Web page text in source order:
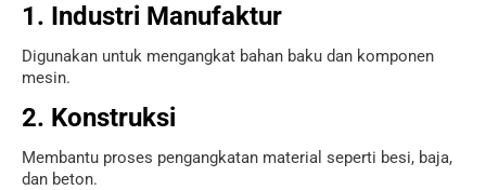
1. Industri Manufaktur
Digunakan untuk mengangkat bahan baku dan komponen
mesin.
2. Konstruksi
Membantu proses pengangkatan material seperti besi, baja,
dan beton.